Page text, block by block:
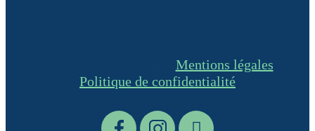
Mentions légales
Politique de confidentialité